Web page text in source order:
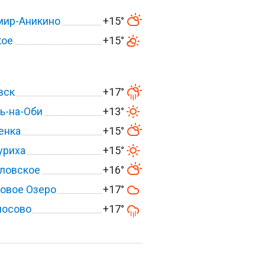
Аникино
+15°
+15°
+17°
на-Оби
+13°
+15°
+15°
+16°
Озеро
+17°
+17°